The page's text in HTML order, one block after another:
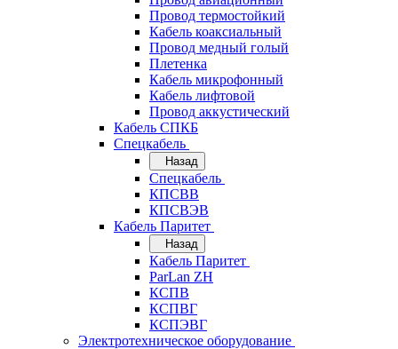
Провод термостойкий
Кабель коаксиальный
Провод медный голый
Плетенка
Кабель микрофонный
Кабель лифтовой
Провод аккустический
Кабель СПКБ
Спецкабель
Назад
Спецкабель
КПСВВ
КПСВЭВ
Кабель Паритет
Назад
Кабель Паритет
ParLan ZH
КСПВ
КСПВГ
КСПЭВГ
Электротехническое оборудование